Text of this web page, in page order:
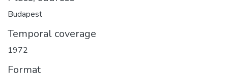
Budapest
Temporal coverage
1972
Format